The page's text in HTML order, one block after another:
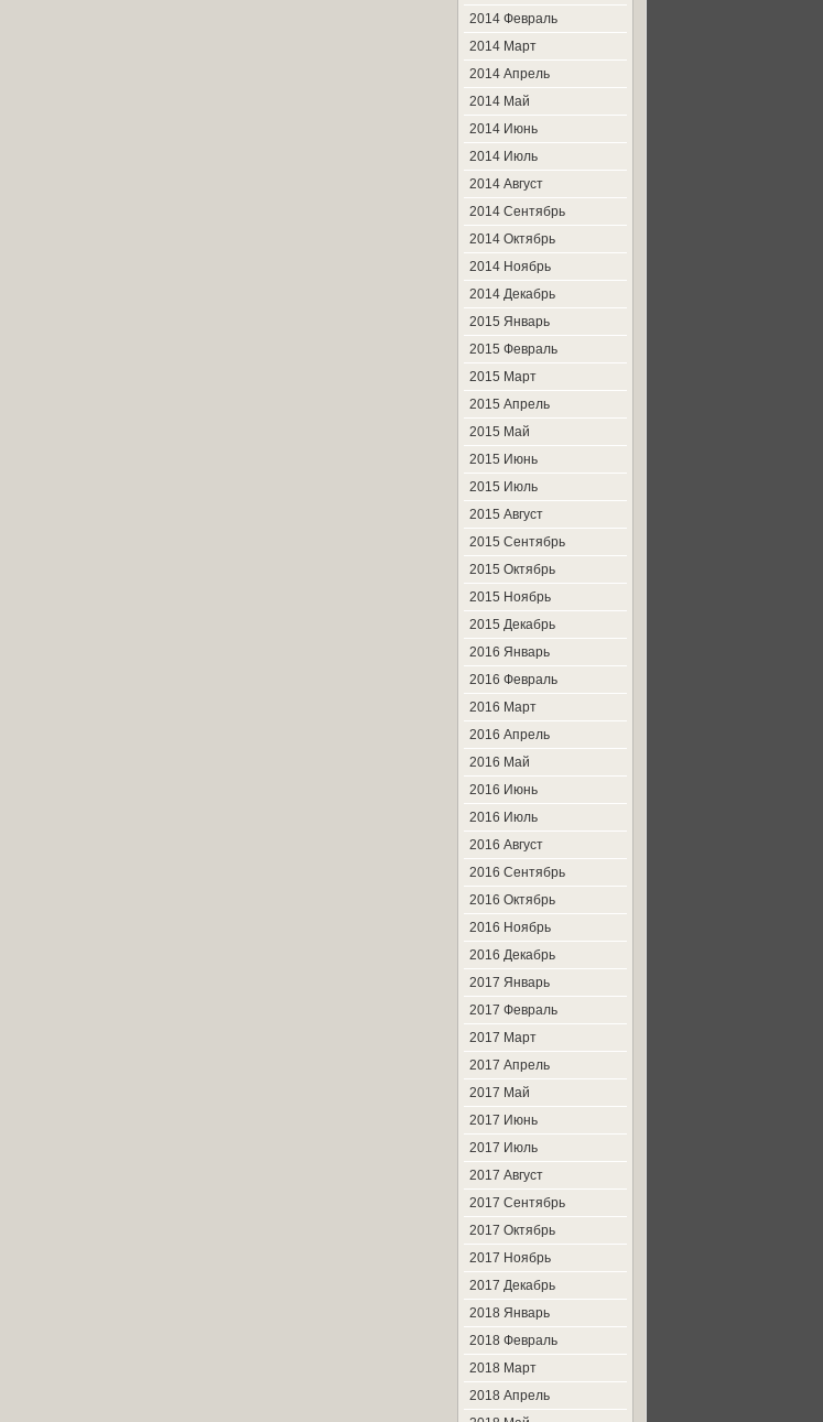
2014 Февраль
2014 Март
2014 Апрель
2014 Май
2014 Июнь
2014 Июль
2014 Август
2014 Сентябрь
2014 Октябрь
2014 Ноябрь
2014 Декабрь
2015 Январь
2015 Февраль
2015 Март
2015 Апрель
2015 Май
2015 Июнь
2015 Июль
2015 Август
2015 Сентябрь
2015 Октябрь
2015 Ноябрь
2015 Декабрь
2016 Январь
2016 Февраль
2016 Март
2016 Апрель
2016 Май
2016 Июнь
2016 Июль
2016 Август
2016 Сентябрь
2016 Октябрь
2016 Ноябрь
2016 Декабрь
2017 Январь
2017 Февраль
2017 Март
2017 Апрель
2017 Май
2017 Июнь
2017 Июль
2017 Август
2017 Сентябрь
2017 Октябрь
2017 Ноябрь
2017 Декабрь
2018 Январь
2018 Февраль
2018 Март
2018 Апрель